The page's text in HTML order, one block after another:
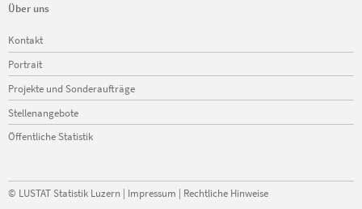
Über uns
Navigation
überspringen
Kontakt
Portrait
Projekte und Sonderaufträge
Stellenangebote
Öffentliche Statistik
© LUSTAT Statistik Luzern | Impressum | Rechtliche Hinweise